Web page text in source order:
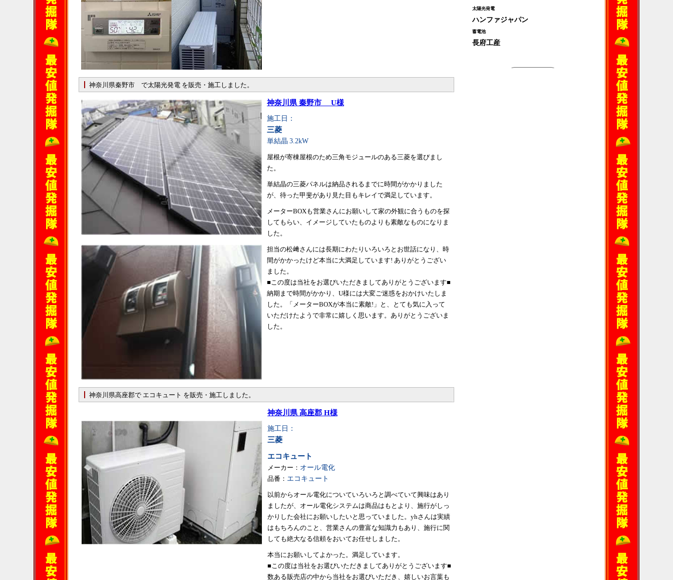
神奈川県秦野市 で太陽光発電 を販売・施工しました。
神奈川県 秦野市 U様
施工日：
三菱
単結晶 3.2kW
屋根が寄棟屋根のため三角モジュールのある三菱を選びまし
た。
単結晶の三菱パネルは納品されるまでに時間がかかりました
が、待った甲斐があり見た目もキレイで満足しています。
メーターBOXも営業さんにお願いして家の外観に合うものを探
してもらい、イメージしていたものよりも素敵なものになりま
した。
担当の松﨑さんには長期にわたりいろいろとお世話になり、時
間がかかったけど本当に大満足しています! ありがとうござい
ました。
■この度は当社をお選びいただきましてありがとうございます■
納期まで時間がかかり、U様には大変ご迷惑をおかけいたしま
した。「メーターBOXが本当に素敵!」と、とても気に入って
いただけたようで非常に嬉しく思います。ありがとうございま
した。
神奈川県高座郡で エコキュート を販売・施工しました。
神奈川県 高座郡 H様
施工日：
三菱
エコキュート
メーカー： オール電化
品番： エコキュート
以前からオール電化についていろいろと調べていて興味はあり
ましたが、オール電化システムは商品はもとより、施行がしっ
かりした会社にお願いしたいと思っていました。yhさんは実績
はもちろんのこと、営業さんの豊富な知識力もあり、施行に関
しても絶大なる信頼をおいてお任せしました。
本当にお願いしてよかった。満足しています。
■この度は当社をお選びいただきましてありがとうございます■
数ある販売店の中から当社をお選びいただき、嬉しいお言葉も
太陽光発電
ハンファジャパン
蓄電池
長府工産